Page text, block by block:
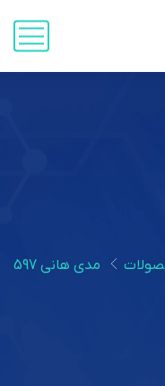
مدی هانی 597